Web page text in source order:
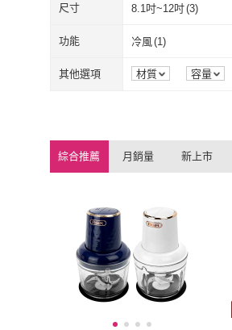
一般插頭式 (3)
個人型 (
容杯(1)
主體 (18)
一般插頭式
個人型
尺寸 8.1吋~12吋(3)
8.1吋~12吋
功能 冷風 (1)
定時(4)
冷風
磨泥(1)
其他選項 材質 容量
綜合推薦 月銷量 新上市